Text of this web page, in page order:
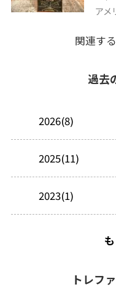
アメ
関連す
過去
2026(8)
2025(11)
2023(1)
トレフ